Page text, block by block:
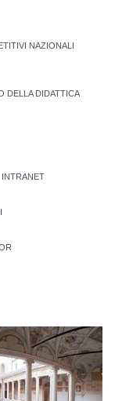
NAZIONALI
DELLA DIDATTICA
INTRANET